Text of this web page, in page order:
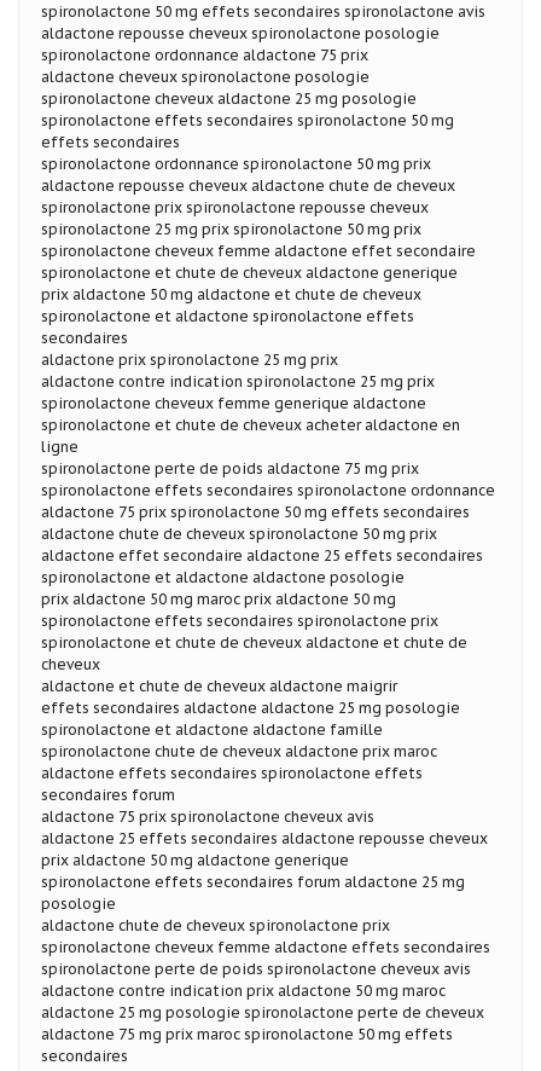
spironolactone 50 mg effets secondaires spironolactone avis
aldactone repousse cheveux spironolactone posologie
spironolactone ordonnance aldactone 75 prix
aldactone cheveux spironolactone posologie
spironolactone cheveux aldactone 25 mg posologie
spironolactone effets secondaires spironolactone 50 mg
effets secondaires
spironolactone ordonnance spironolactone 50 mg prix
aldactone repousse cheveux aldactone chute de cheveux
spironolactone prix spironolactone repousse cheveux
spironolactone 25 mg prix spironolactone 50 mg prix
spironolactone cheveux femme aldactone effet secondaire
spironolactone et chute de cheveux aldactone generique
prix aldactone 50 mg aldactone et chute de cheveux
spironolactone et aldactone spironolactone effets
secondaires
aldactone prix spironolactone 25 mg prix
aldactone contre indication spironolactone 25 mg prix
spironolactone cheveux femme generique aldactone
spironolactone et chute de cheveux acheter aldactone en
ligne
spironolactone perte de poids aldactone 75 mg prix
spironolactone effets secondaires spironolactone ordonnance
aldactone 75 prix spironolactone 50 mg effets secondaires
aldactone chute de cheveux spironolactone 50 mg prix
aldactone effet secondaire aldactone 25 effets secondaires
spironolactone et aldactone aldactone posologie
prix aldactone 50 mg maroc prix aldactone 50 mg
spironolactone effets secondaires spironolactone prix
spironolactone et chute de cheveux aldactone et chute de
cheveux
aldactone et chute de cheveux aldactone maigrir
effets secondaires aldactone aldactone 25 mg posologie
spironolactone et aldactone aldactone famille
spironolactone chute de cheveux aldactone prix maroc
aldactone effets secondaires spironolactone effets
secondaires forum
aldactone 75 prix spironolactone cheveux avis
aldactone 25 effets secondaires aldactone repousse cheveux
prix aldactone 50 mg aldactone generique
spironolactone effets secondaires forum aldactone 25 mg
posologie
aldactone chute de cheveux spironolactone prix
spironolactone cheveux femme aldactone effets secondaires
spironolactone perte de poids spironolactone cheveux avis
aldactone contre indication prix aldactone 50 mg maroc
aldactone 25 mg posologie spironolactone perte de cheveux
aldactone 75 mg prix maroc spironolactone 50 mg effets
secondaires